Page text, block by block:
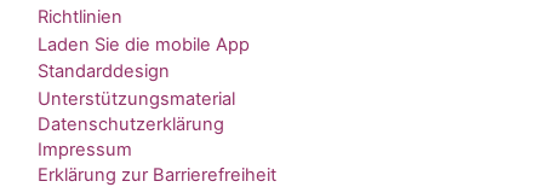
Richtlinien
Laden Sie die mobile App
Standarddesign
Unterstützungsmaterial
Datenschutzerklärung
Impressum
Erklärung zur Barrierefreiheit